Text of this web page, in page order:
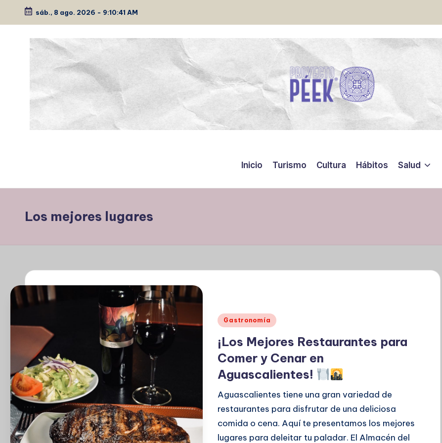
Saltar
sáb., 8 ago. 2026 - 9:10:42 AM
Inicio Turismo Cultura Hábitos Salud
Los mejores lugares
Publicado
Gastronomía
¡Los Mejores Restaurantes para
Comer y Cenar en
Aguascalientes!
Aguascalientes tiene una gran variedad de
restaurantes para disfrutar de una deliciosa
comida o cena. Aquí te presentamos los mejores
lugares para deleitar tu paladar. El Almacén del